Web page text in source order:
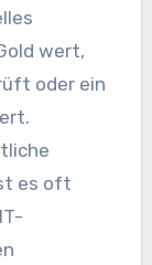
wert,
oder ein
es oft